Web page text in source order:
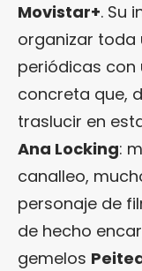
Movistar+. Su
organizar toda
periódicas
concreta que,
traslucir en
Ana Locking:
canalleo,
personaje de
de hecho
gemelos